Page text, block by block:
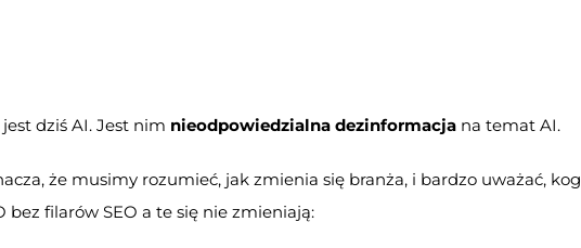
dziś AI. Jest nim nieodpowiedzialna dezinformacja na temat AI.
że musimy rozumieć, jak zmienia się branża, i bardzo uważać,
bez filarów SEO a te się nie zmieniają: